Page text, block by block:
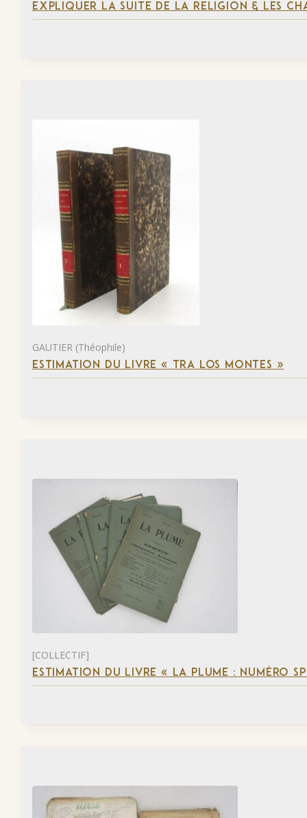
EXPLIQUER LA SUITE DE LA RELIGION & LES
GAUTIER (Théophile)
ESTIMATION DU LIVRE « TRA LOS MONTES »
[COLLECTIF]
ESTIMATION DU LIVRE « LA PLUME : NUMÉRO